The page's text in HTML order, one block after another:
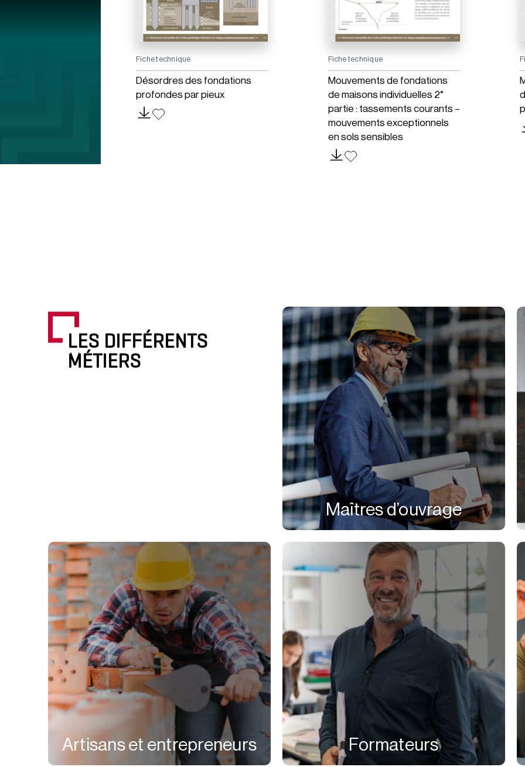
Fiche technique
Désordres des fondations
profondes par pieux
Fiche technique
Mouvements de fondations
de maisons individuelles 2°
partie : tassements courants –
mouvements exceptionnels
en sols sensibles
LES DIFFÉRENTS
MÉTIERS
Maîtres d’ouvrage
Artisans et entrepreneurs Formateurs